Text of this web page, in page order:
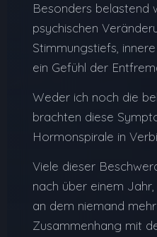
Besonders belastend
psychischen
Stimmungstiefs,
ein Gefühl der
Weder ich noch die
brachten diese
Hormonspirale in
Viele dieser
nach über einem
an dem niemand
Zusammenhang mit